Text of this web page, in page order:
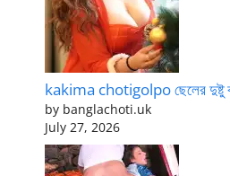
kakima chotigolpo ছেলের দুষ্টু
by banglachoti.uk
July 27, 2026